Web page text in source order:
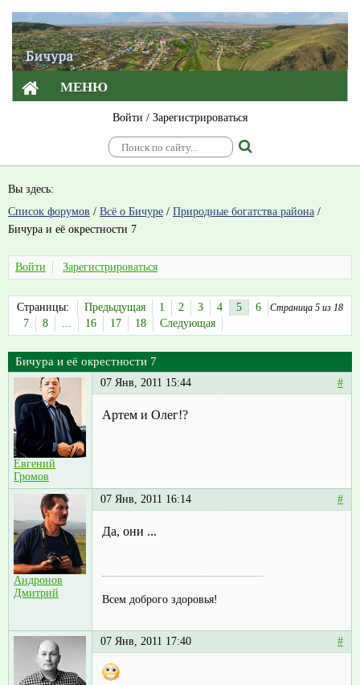
МЕНЮ
Войти / Зарегистрироваться
Вы здесь:
Список форумов / Всё о Бичуре / Природные богатства района /
Бичура и её окрестности 7
Войти Зарегистрироваться
Страница 5 из 18
Страницы: Предыдущая 1 2 3 4 5
6
7
8 ... 16 17 18 Следующая
Бичура и её окрестности 7
Евгений
Громов
07 Янв, 2011 15:44 #
Артем и Олег!?
Андронов
Дмитрий
07 Янв, 2011 16:14 #
Да, они ...
Всем доброго здоровья!
07 Янв, 2011 17:40 #